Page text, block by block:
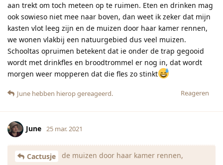
aan trekt om toch meteen op te ruimen. Eten en drinken mag
ook sowieso niet mee naar boven, dan weet ik zeker dat mijn
kasten vlot leeg zijn en de muizen door haar kamer rennen,
we wonen vlakbij een natuurgebied dus veel muizen.
Schooltas opruimen betekent dat ie onder de trap gegooid
wordt met drinkfles en broodtrommel er nog in, dat wordt
morgen weer mopperen dat die fles zo stinkt
Reageren
June hebben hierop gereageerd.
June 25 mar. 2021
Cactusje de muizen door haar kamer rennen,